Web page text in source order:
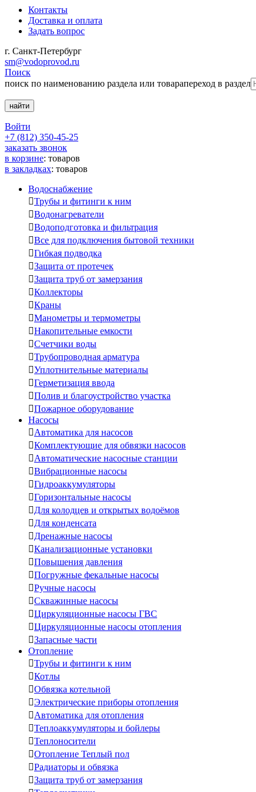
Контакты
Доставка и оплата
Задать вопрос
г. Санкт-Петербург
sm@vodoprovod.ru
Поиск
поиск по наименованию раздела или товарапереход в раздел
Войти
+7 (812) 350-45-25
заказать звонок
в корзине: товаров
в закладках: товаров
Водоснабжение
Трубы и фитинги к ним
Водонагреватели
Водоподготовка и фильтрация
Все для подключения бытовой техники
Гибкая подводка
Защита от протечек
Защита труб от замерзания
Коллекторы
Краны
Манометры и термометры
Накопительные емкости
Счетчики воды
Трубопроводная арматура
Уплотнительные материалы
Герметизация ввода
Полив и благоустройство участка
Пожарное оборудование
Насосы
Автоматика для насосов
Комплектующие для обвязки насосов
Автоматические насосные станции
Вибрационные насосы
Гидроаккумуляторы
Горизонтальные насосы
Для колодцев и открытых водоёмов
Для конденсата
Дренажные насосы
Канализационные установки
Повышения давления
Погружные фекальные насосы
Ручные насосы
Скважинные насосы
Циркуляционные насосы ГВС
Циркуляционные насосы отопления
Запасные части
Отопление
Трубы и фитинги к ним
Котлы
Обвязка котельной
Электрические приборы отопления
Автоматика для отопления
Теплоаккумуляторы и бойлеры
Теплоносители
Отопление Теплый пол
Радиаторы и обвязка
Защита труб от замерзания